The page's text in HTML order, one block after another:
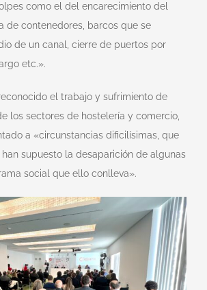
como el del encarecimiento del
de contenedores, barcos que se
de un canal, cierre de puertos por
etc.».
el trabajo y sufrimiento de
los sectores de hostelería y comercio,
a «circunstancias dificilísimas, que
supuesto la desaparición de algunas
social que ello conlleva».